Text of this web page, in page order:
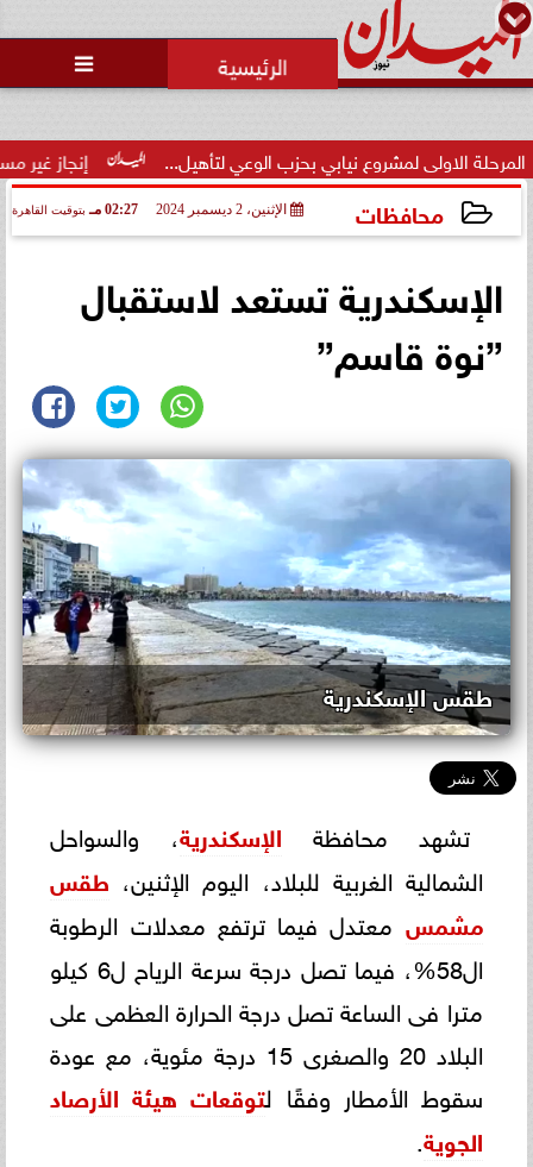

إنجاز غير مسبوق.. لمشروع نيابي بحزب الوعي لتأهيل...
محافظات الإثنين، 2 ديسمبر 2024 02:27 مـ بتوقيت القاهرة
الإسكندرية تستعد لاستقبال
”نوة قاسم”
طقس الإسكندرية
تشهد محافظة الإسكندرية، والسواحل
الشمالية الغربية للبلاد، اليوم الإثنين، طقس
مشمس معتدل فيما ترتفع معدلات الرطوبة
ال58%، فيما تصل درجة سرعة الرياح ل6 كيلو
مترا فى الساعة تصل درجة الحرارة العظمى على
البلاد 20 والصغرى 15 درجة مئوية، مع عودة
سقوط الأمطار وفقًا لتوقعات هيئة الأرصاد
الجوية